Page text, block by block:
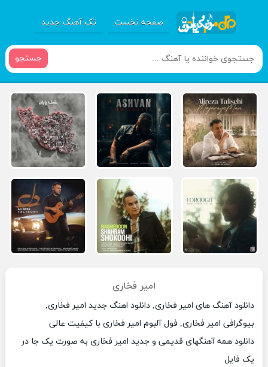
صفحه نخست تک آهنگ جدید
جستجو
امیر فخاری
دانلود آهنگ های امیر فخاری, دانلود اهنگ جدید امیر فخاری,
بیوگرافی امیر فخاری, فول آلبوم امیر فخاری با کیفیت عالی
دانلود همه آهنگهای قدیمی و جدید امیر فخاری به صورت یک جا در
یک فایل